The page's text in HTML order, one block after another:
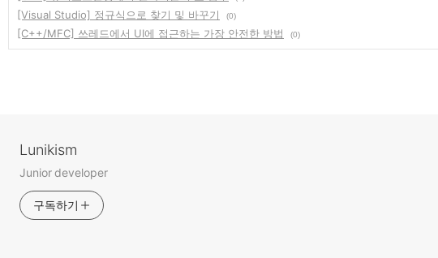
[Visual Studio] 정규식으로 찾기 및 바꾸기 (0)
[C++/MFC] 쓰레드에서 UI에 접근하는 가장 안전한 방법 (0)
Lunikism
Junior developer
구독하기